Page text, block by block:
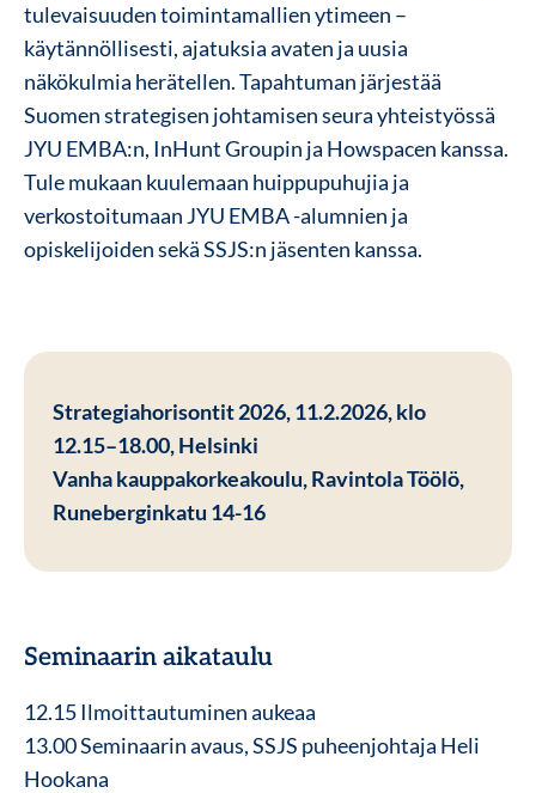
tulevaisuuden toimintamallien ytimeen –
käytännöllisesti, ajatuksia avaten ja uusia
näkökulmia herätellen. Tapahtuman järjestää
Suomen strategisen johtamisen seura yhteistyössä
JYU EMBA:n, InHunt Groupin ja Howspacen kanssa.
Tule mukaan kuulemaan huippupuhujia ja
verkostoitumaan JYU EMBA -alumnien ja
opiskelijoiden sekä SSJS:n jäsenten kanssa.
Strategiahorisontit 2026, 11.2.2026, klo
12.15–18.00, Helsinki
Vanha kauppakorkeakoulu, Ravintola Töölö,
Runeberginkatu 14-16
Seminaarin aikataulu
12.15 Ilmoittautuminen aukeaa
13.00 Seminaarin avaus, SSJS puheenjohtaja Heli
Hookana